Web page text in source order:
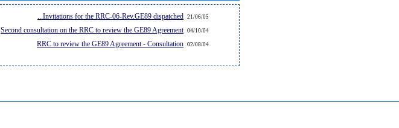
21/06/05
Invitations for the RRC-06-Rev.GE89 dispatched...
04/10/04
Second consultation on the RRC to review the GE89 Agreement
02/08/04
RRC to review the GE89 Agreement - Consultation